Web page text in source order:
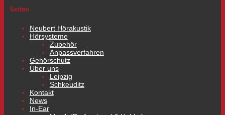
Seiten
Neubert Hörakustik
Hörsysteme
Zubehör
Anpassverfahren
Gehörschutz
Über uns
Leipzig
Schkeuditz
Kontakt
News
In-Ear